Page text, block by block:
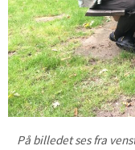
På billedet ses fra